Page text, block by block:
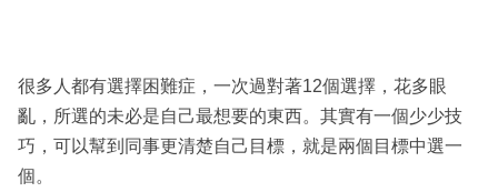
很多人都有選擇困難症，一次過對著12個選擇，花多眼
亂，所選的未必是自己最想要的東西。其實有一個少少技
巧，可以幫到同事更清楚自己目標，就是兩個目標中選一
個。